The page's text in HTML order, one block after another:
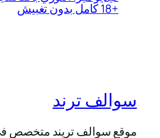
+18 كامل بدون تغبيش
سوالف ترند
موقع سوالف تريند